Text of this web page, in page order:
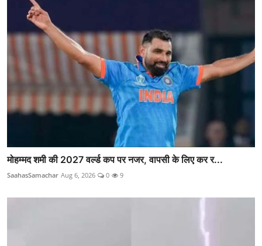
मोहम्मद शमी की 2027 वर्ल्ड कप पर नजर, वापसी के लिए कर र...
SaahasSamachar Aug 6, 2026 0 9